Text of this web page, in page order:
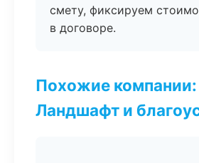
смету, фиксируем
в договоре.
Похожие компании:
Ландшафт и